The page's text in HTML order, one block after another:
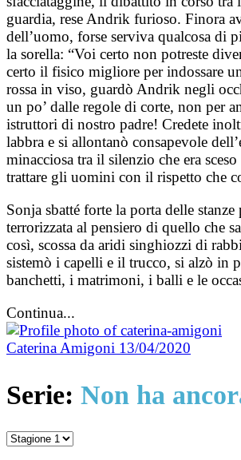
guardia, rese Andrik furioso. Finora
dell’uomo, forse serviva qualcosa di
la sorella: “Voi certo non potreste
certo il fisico migliore per indossare
rossa in viso, guardò Andrik negli
un po’ dalle regole di corte, non per
istruttori di nostro padre! Credete
labbra e si allontanò consapevole
minacciosa tra il silenzio che era
trattare gli uomini con il rispetto che
Sonja sbatté forte la porta delle
terrorizzata al pensiero di quello che
così, scossa da aridi singhiozzi di
sistemò i capelli e il trucco, si alzò in
banchetti, i matrimoni, i balli e le
Continua...
Caterina Amigoni 13/04/2020
Serie: Non ha